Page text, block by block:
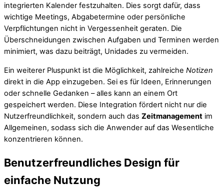
integrierten Kalender festzuhalten. Dies sorgt dafür, dass
wichtige Meetings, Abgabetermine oder persönliche
Verpflichtungen nicht in Vergessenheit geraten. Die
Überschneidungen zwischen Aufgaben und Terminen werden
minimiert, was dazu beiträgt, Unidades zu vermeiden.
Ein weiterer Pluspunkt ist die Möglichkeit, zahlreiche Notizen
direkt in die App einzugeben. Sei es für Ideen, Erinnerungen
oder schnelle Gedanken – alles kann an einem Ort
gespeichert werden. Diese Integration fördert nicht nur die
Nutzerfreundlichkeit, sondern auch das Zeitmanagement im
Allgemeinen, sodass sich die Anwender auf das Wesentliche
konzentrieren können.
Benutzerfreundliches Design für
einfache Nutzung